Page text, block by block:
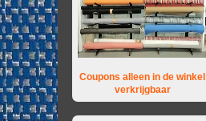
Coupons alleen in de winkel
verkrijgbaar